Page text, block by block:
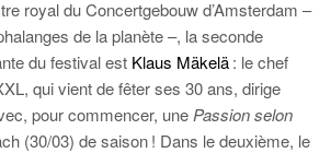
royal du Concertgebouw d’Amsterdam –
de la planète –, la seconde
du festival est Klaus Mäkelä: le chef
qui vient de fêter ses 30 ans, dirige
pour commencer, une Passion selon
(30/03) de saison ! Dans le deuxième, le